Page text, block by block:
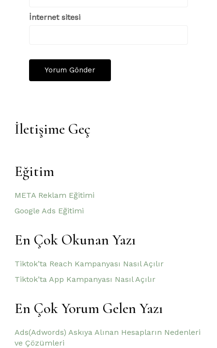
İnternet sitesi
İletişime Geç
Eğitim
META Reklam Eğitimi
Google Ads Eğitimi
En Çok Okunan Yazı
Tiktok’ta Reach Kampanyası Nasıl Açılır
Tiktok’ta App Kampanyası Nasıl Açılır
En Çok Yorum Gelen Yazı
Ads(Adwords) Askıya Alınan Hesapların Nedenleri
ve Çözümleri